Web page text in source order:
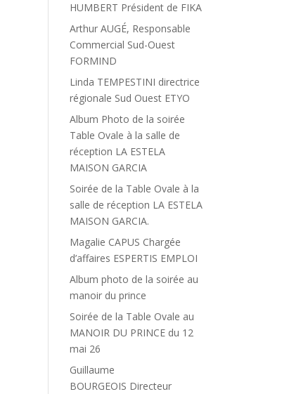
HUMBERT Président de FIKA
Arthur AUGÉ, Responsable
Commercial Sud-Ouest
FORMIND
Linda TEMPESTINI directrice
régionale Sud Ouest ETYO
Album Photo de la soirée
Table Ovale à la salle de
réception LA ESTELA
MAISON GARCIA
Soirée de la Table Ovale à la
salle de réception LA ESTELA
MAISON GARCIA.
Magalie CAPUS Chargée
d’affaires ESPERTIS EMPLOI
Album photo de la soirée au
manoir du prince
Soirée de la Table Ovale au
MANOIR DU PRINCE du 12
mai 26
Guillaume
BOURGEOIS Directeur